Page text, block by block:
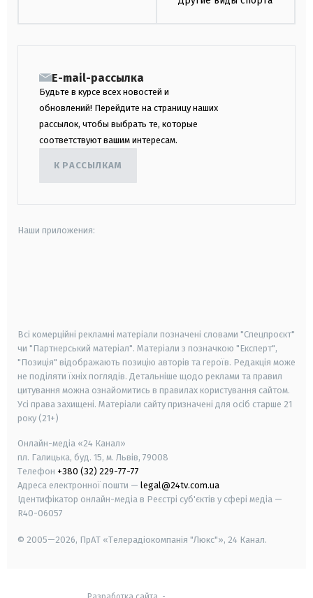
E-mail-рассылка
Будьте в курсе всех новостей и
обновлений! Перейдите на страницу наших
рассылок, чтобы выбрать те, которые
соответствуют вашим интересам.
К РАССЫЛКАМ
Наши приложения:
Всі комерційні рекламні матеріали позначені словами "Спецпроєкт"
чи "Партнерський матеріал". Матеріали з позначкою "Експерт",
"Позиція" відображають позицію авторів та героїв. Редакція може
не поділяти їхніх поглядів. Детальніше щодо реклами та правил
цитування можна ознайомитись в правилах користування сайтом.
Усі права захищені. Матеріали сайту призначені для осіб старше 21
року (21+)
Онлайн-медіа «24 Канал»
пл. Галицька, буд. 15, м. Львів, 79008
Телефон +380 (32) 229-77-77
Адреса електронної пошти — legal@24tv.com.ua
Ідентифікатор онлайн-медіа в Реєстрі суб'єктів у сфері медіа —
R40-06057
© 2005—2026, ПрАТ «Телерадіокомпанія "Люкс"», 24 Канал.